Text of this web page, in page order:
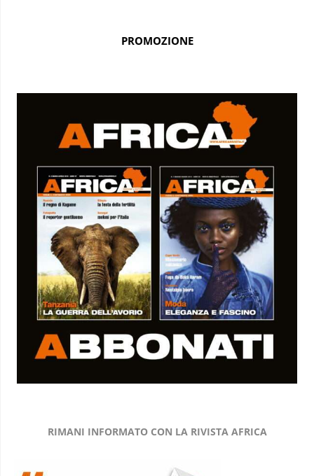
PROMOZIONE
RIMANI INFORMATO CON LA RIVISTA AFRICA